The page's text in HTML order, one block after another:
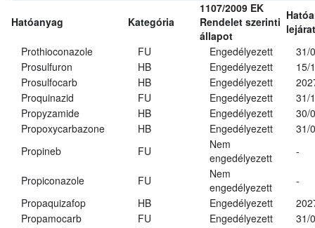
Hatóanyag Kategória
1107/2009 EK
Rendelet szerinti
állapot
Prothioconazole
FU Engedélyezett
31/
Prosulfuron
HB Engedélyezett
15/
Prosulfocarb
HB Engedélyezett
Proquinazid
FU Engedélyezett
31/
Propyzamide
HB Engedélyezett
30/
Propoxycarbazone
HB Engedélyezett
31/
Propineb
FU
Nem
engedélyezett
-
Propiconazole FU
Nem
engedélyezett
-
Propaquizafop
HB Engedélyezett
Propamocarb
FU Engedélyezett
31/